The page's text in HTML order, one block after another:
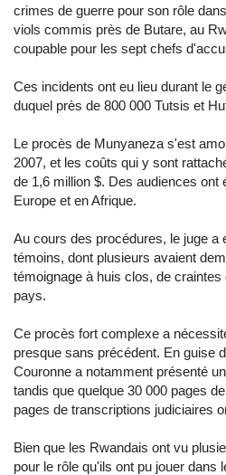
crimes de guerre pour son rôle
viols commis près de Butare, au
coupable pour les sept chefs
Ces incidents ont eu lieu durant le
duquel près de 800 000 Tutsis et
Le procès de Munyaneza s'est
2007, et les coûts qui y sont
de 1,6 million $. Des audiences ont
Europe et en Afrique.
Au cours des procédures, le juge a
témoins, dont plusieurs avaient
témoignage à huis clos, de
pays.
Ce procès fort complexe a
presque sans précédent. En guise
Couronne a notamment présenté
tandis que quelque 30 000 pages
pages de transcriptions judiciaires
Bien que les Rwandais ont vu
pour le rôle qu'ils ont pu jouer dans